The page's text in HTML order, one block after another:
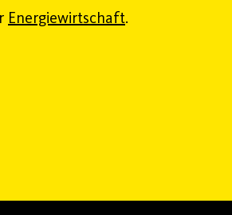
Energiewirtschaft.